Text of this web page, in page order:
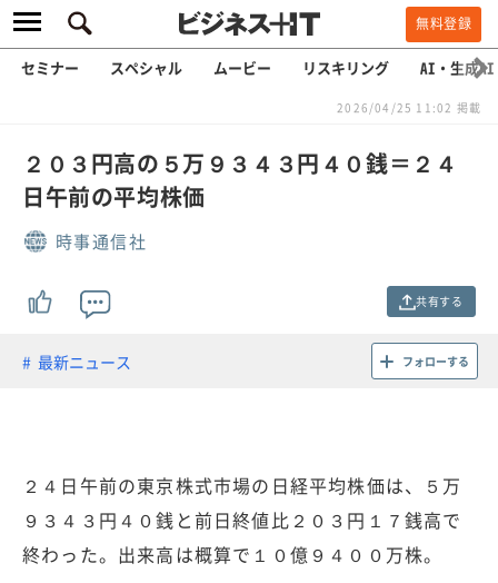
無料登録
セミナー スペシャル ムービー リスキリング AI・生成AI
2026/04/25 11:02 掲載
２０３円高の５万９３４３円４０銭＝２４
日午前の平均株価
時事通信社
共有する
最新ニュース フォローする
２４日午前の東京株式市場の日経平均株価は、５万
９３４３円４０銭と前日終値比２０３円１７銭高で
終わった。出来高は概算で１０億９４００万株。